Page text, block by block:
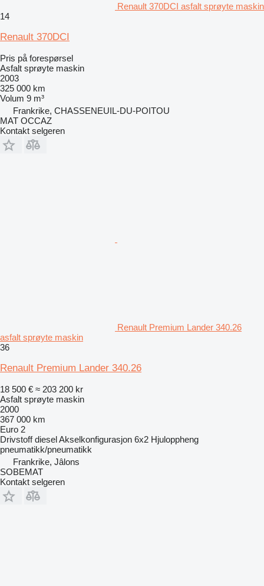
Renault 370DCI asfalt sprøyte maskin
14
Renault 370DCI
Pris på forespørsel
Asfalt sprøyte maskin
2003
325 000 km
Volum 9 m³
Frankrike, CHASSENEUIL-DU-POITOU
MAT OCCAZ
Kontakt selgeren
Renault Premium Lander 340.26
asfalt sprøyte maskin
36
Renault Premium Lander 340.26
18 500 € ≈ 203 200 kr
Asfalt sprøyte maskin
2000
367 000 km
Euro 2
Drivstoff dieselAkselkonfigurasjon 6x2 Hjuloppheng
pneumatikk/pneumatikk
Frankrike, Jâlons
SOBEMAT
Kontakt selgeren